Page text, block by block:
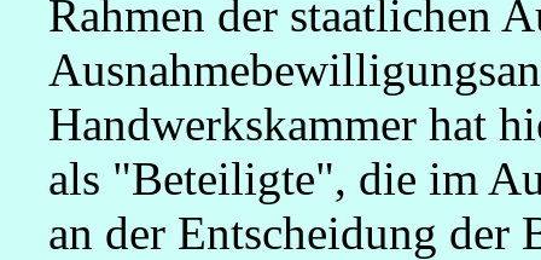
Rahmen der staatlichen
Handwerkskammer hat
als "Beteiligte", die im
an der Entscheidung der